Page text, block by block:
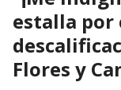
estalla por
Flores y